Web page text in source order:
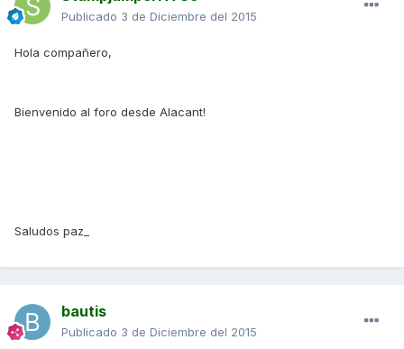
Publicado 3 de Diciembre del 2015
Hola compañero,
Bienvenido al foro desde Alacant!
Saludos paz_
bautis
Publicado 3 de Diciembre del 2015